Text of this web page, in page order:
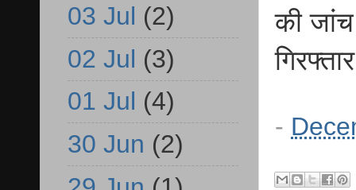
की जांच
-
03 Jul (2)
02 Jul (3)
01 Jul (4)
30 Jun (2)